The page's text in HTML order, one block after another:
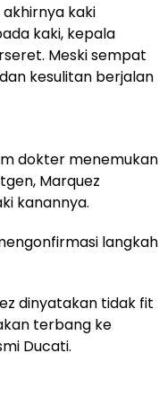
kaki
kaki, kepala
Meski sempat
kesulitan berjalan
dokter menemukan
Marquez
kanannya.
langkah
dinyatakan tidak fit
terbang ke
Ducati.